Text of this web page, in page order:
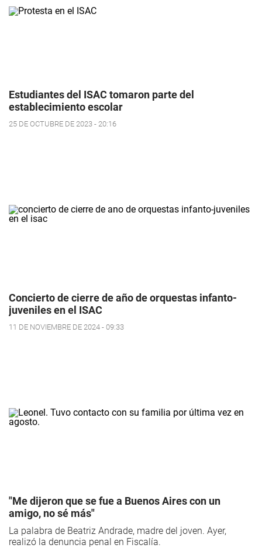
Estudiantes del ISAC tomaron parte del
establecimiento escolar
25 DE OCTUBRE DE 2023 - 20:16
Concierto de cierre de año de orquestas infanto-
juveniles en el ISAC
11 DE NOVIEMBRE DE 2024 - 09:33
"Me dijeron que se fue a Buenos Aires con un
amigo, no sé más"
La palabra de Beatriz Andrade, madre del joven. Ayer,
realizó la denuncia penal en Fiscalía.